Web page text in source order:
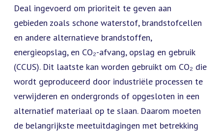
Deal ingevoerd om prioriteit te geven aan
gebieden zoals schone waterstof, brandstofcellen
en andere alternatieve brandstoffen,
energieopslag, en CO₂-afvang, opslag en gebruik
(CCUS). Dit laatste kan worden gebruikt om CO₂ die
wordt geproduceerd door industriële processen te
verwijderen en ondergronds of opgesloten in een
alternatief materiaal op te slaan. Daarom moeten
de belangrijkste meetuitdagingen met betrekking